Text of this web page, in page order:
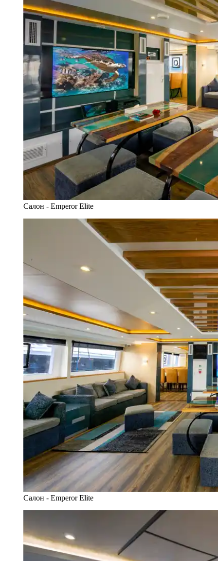
Салон - Emperor Elite
Салон - Emperor Elite